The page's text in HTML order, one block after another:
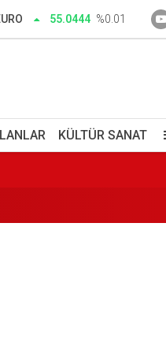
55.0444 %0.01
KÜLTÜR SANAT